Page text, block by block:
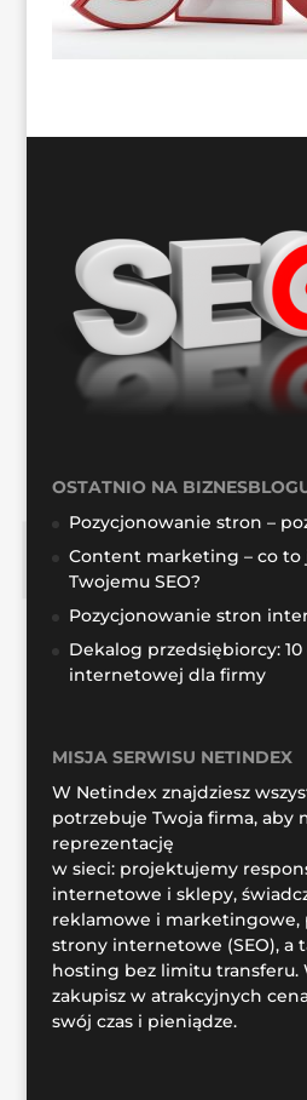
OSTATNIO NA
Pozycjonowanie stron –
Content marketing – co to
Twojemu SEO?
Pozycjonowanie stron
Dekalog przedsiębiorcy:
internetowej dla firmy
MISJA SERWISU NETINDEX
W Netindex znajdziesz
potrzebuje Twoja firma, aby
reprezentację
w sieci: projektujemy
internetowe i sklepy,
reklamowe i marketingowe,
strony internetowe (SEO), a
hosting bez limitu transferu.
zakupisz w atrakcyjnych
swój czas i pieniądze.